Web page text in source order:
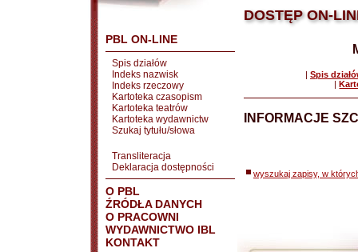
PBL ON-LINE
Spis działów
Indeks nazwisk
Indeks rzeczowy
Kartoteka czasopism
Kartoteka teatrów
Kartoteka wydawnictw
Szukaj tytułu/słowa
Transliteracja
Deklaracja dostępności
O PBL
ŹRÓDŁA DANYCH
O PRACOWNI
WYDAWNICTWO IBL
KONTAKT
DOSTĘP ON-
| Spis
|
INFORMACJE
wyszukaj zapisy, w